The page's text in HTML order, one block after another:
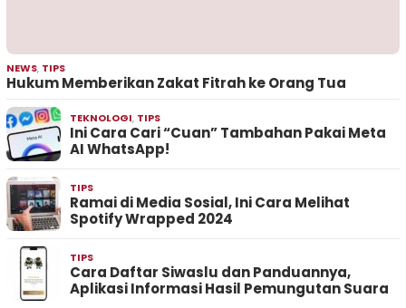
NEWS, TIPS
Hukum Memberikan Zakat Fitrah ke Orang Tua
TEKNOLOGI, TIPS
Ini Cara Cari “Cuan” Tambahan Pakai Meta
AI WhatsApp!
TIPS
Ramai di Media Sosial, Ini Cara Melihat
Spotify Wrapped 2024
TIPS
Cara Daftar Siwaslu dan Panduannya,
Aplikasi Informasi Hasil Pemungutan Suara